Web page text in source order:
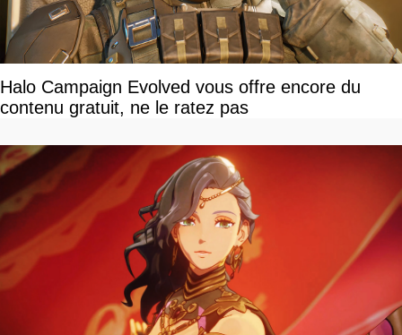
Halo Campaign Evolved vous offre encore du
contenu gratuit, ne le ratez pas